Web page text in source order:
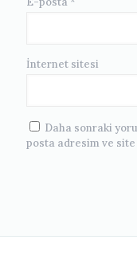
İnternet sitesi
Daha sonraki
posta adresim ve